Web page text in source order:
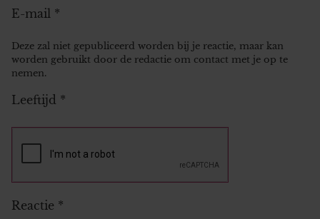
E-mail *
Deze zal niet gepubliceerd worden bij je reactie, maar kan
worden gebruikt door de redactie om contact met je op te
nemen.
Leeftijd *
Reactie *